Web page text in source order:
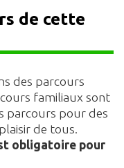
de cette
des parcours
familiaux sont
parcours pour des
de tous.
obligatoire pour